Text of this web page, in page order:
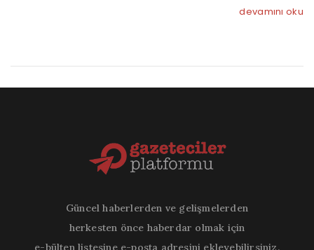
devamını oku
Güncel haberlerden ve gelişmelerden
herkesten önce haberdar olmak için
e-bülten listesine e-posta adresini ekleyebilirsiniz.